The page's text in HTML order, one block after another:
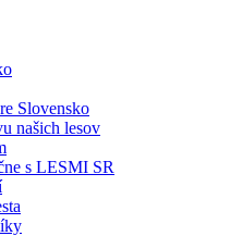
Slovensko
našich lesov
s LESMI SR